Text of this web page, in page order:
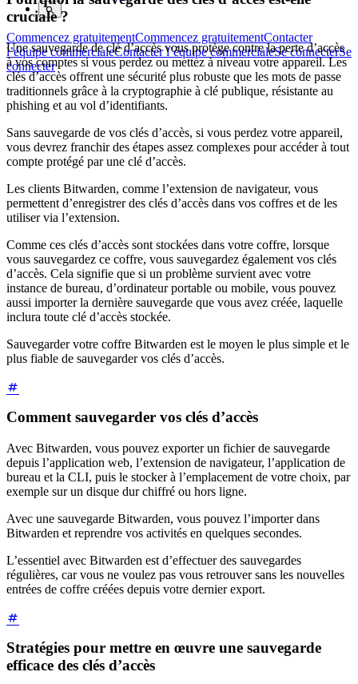
Commencez gratuitementCommencez gratuitementContacter
l’équipe commercialeContacter l’équipe commercialeSe connecterSe
connecter
cruciale ?
Une sauvegarde de clé d’accès vous protège contre la perte d’accès
à vos comptes si vous perdez ou mettez à niveau votre appareil. Les
clés d’accès offrent une sécurité plus robuste que les mots de passe
traditionnels grâce à la cryptographie à clé publique, résistante au
phishing et au vol d’identifiants.
Sans sauvegarde de vos clés d’accès, si vous perdez votre appareil,
vous devrez franchir des étapes assez complexes pour accéder à tout
compte protégé par une clé d’accès.
Les clients Bitwarden, comme l’extension de navigateur, vous
permettent d’enregistrer des clés d’accès dans vos coffres et de les
utiliser via l’extension.
Comme ces clés d’accès sont stockées dans votre coffre, lorsque
vous sauvegardez ce coffre, vous sauvegardez également vos clés
d’accès. Cela signifie que si un problème survient avec votre
instance de bureau, d’ordinateur portable ou mobile, vous pouvez
aussi importer la dernière sauvegarde que vous avez créée, laquelle
inclura toute clé d’accès stockée.
Sauvegarder votre coffre Bitwarden est le moyen le plus simple et le
plus fiable de sauvegarder vos clés d’accès.
Comment sauvegarder vos clés d’accès
Avec Bitwarden, vous pouvez exporter un fichier de sauvegarde
depuis l’application web, l’extension de navigateur, l’application de
bureau et la CLI, puis le stocker à l’emplacement de votre choix, par
exemple sur un disque dur chiffré ou hors ligne.
Avec une sauvegarde Bitwarden, vous pouvez l’importer dans
Bitwarden et reprendre vos activités en quelques secondes.
L’essentiel avec Bitwarden est d’effectuer des sauvegardes
régulières, car vous ne voulez pas vous retrouver sans les nouvelles
entrées de coffre créées depuis votre dernier export.
Stratégies pour mettre en œuvre une sauvegarde
efficace des clés d’accès